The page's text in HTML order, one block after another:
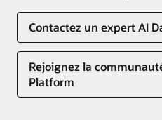
Contactez un expert AI
Rejoignez la
Platform